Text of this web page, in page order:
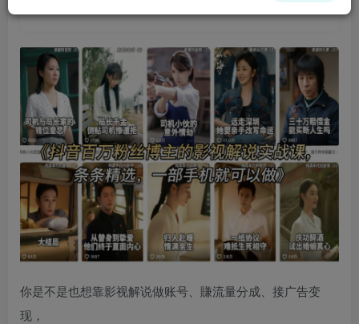
你是不是也想靠影视解说做账号、賺流量分成、接广告变
现，